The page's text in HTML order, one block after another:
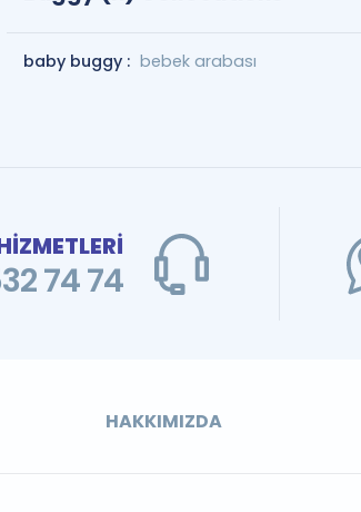
baby buggy : bebek arabası
74 74
HAKKIMIZDA